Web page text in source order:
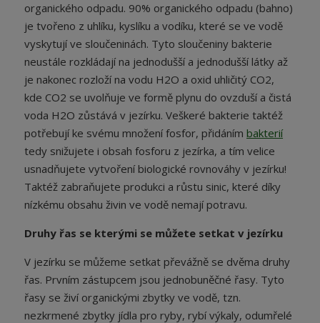
organického odpadu. 90% organického odpadu (bahno)
je tvořeno z uhlíku, kyslíku a vodíku, které se ve vodě
vyskytují ve sloučeninách. Tyto sloučeniny bakterie
neustále rozkládají na jednodušší a jednodušší látky až
je nakonec rozloží na vodu H2O a oxid uhličitý CO2,
kde CO2 se uvolňuje ve formě plynu do ovzduší a čistá
voda H2O zůstává v jezírku. Veškeré bakterie taktéž
potřebují ke svému množení fosfor, přidánímbakterií
tedy snižujete i obsah fosforu z jezírka, a tím velice
usnadňujete vytvoření biologické rovnováhy v jezírku!
Taktéž zabraňujete produkci a růstu sinic, které díky
nízkému obsahu živin ve vodě nemají potravu.
Druhy řas se kterými se můžete setkat v jezírku
V jezírku se můžeme setkat převážně se dvěma druhy
řas. Prvním zástupcem jsou jednobuněčné řasy. Tyto
řasy se živí organickými zbytky ve vodě, tzn.
nezkrmené zbytky jídla pro ryby, rybí výkaly, odumřelé